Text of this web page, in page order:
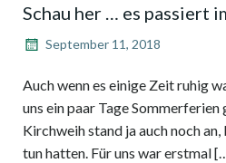
Schau her … es passiert
September 11, 2018
Auch wenn es einige Zeit ruhig
uns ein paar Tage Sommerferien
Kirchweih stand ja auch noch
tun hatten. Für uns war erstmal